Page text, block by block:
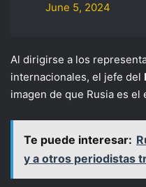
June 5, 2024
Al dirigirse a los
internacionales, el jefe del
imagen de que Rusia es el
Te puede interesar:
y a otros periodistas